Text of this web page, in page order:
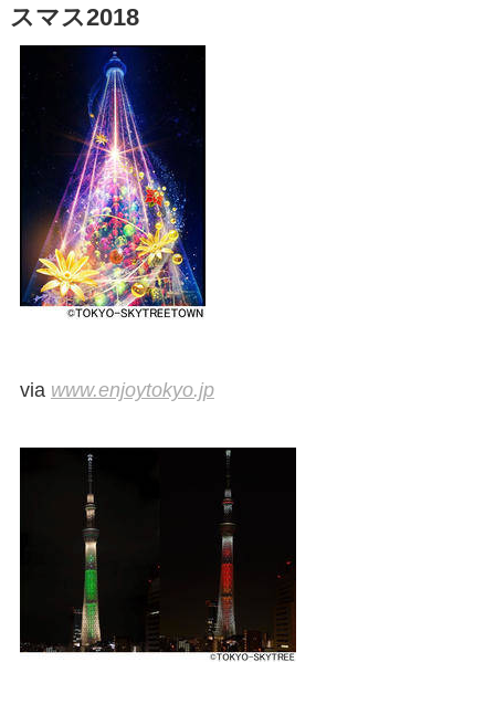
スマス2018
via www.enjoytokyo.jp